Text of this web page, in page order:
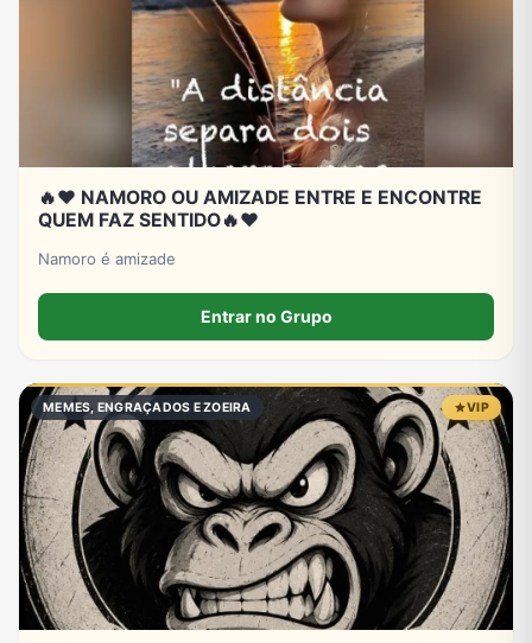
🔥❤️ NAMORO OU AMIZADE ENTRE E ENCONTRE
QUEM FAZ SENTIDO🔥❤️
Namoro é amizade
Entrar no Grupo
MEMES, ENGRAÇADOS E ZOEIRA VIP